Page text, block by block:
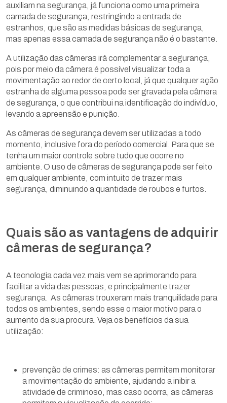
auxiliam na segurança, já funciona como uma primeira
camada de segurança, restringindo a entrada de
estranhos, que são as medidas básicas de segurança,
mas apenas essa camada de segurança não é o bastante.
A utilização das câmeras irá complementar a segurança,
pois por meio da câmera é possível visualizar toda a
movimentação ao redor de certo local, já que qualquer ação
estranha de alguma pessoa pode ser gravada pela câmera
de segurança, o que contribui na identificação do indivíduo,
levando a apreensão e punição.
As câmeras de segurança devem ser utilizadas a todo
momento, inclusive fora do período comercial. Para que se
tenha um maior controle sobre tudo que ocorre no
ambiente. O uso de câmeras de segurança pode ser feito
em qualquer ambiente, com intuito de trazer mais
segurança, diminuindo a quantidade de roubos e furtos.
Quais são as vantagens de adquirir
câmeras de segurança?
A tecnologia cada vez mais vem se aprimorando para
facilitar a vida das pessoas, e principalmente trazer
segurança. As câmeras trouxeram mais tranquilidade para
todos os ambientes, sendo esse o maior motivo para o
aumento da sua procura. Veja os benefícios da sua
utilização:
prevenção de crimes: as câmeras permitem monitorar
a movimentação do ambiente, ajudando a inibir a
atividade de criminoso, mas caso ocorra, as câmeras